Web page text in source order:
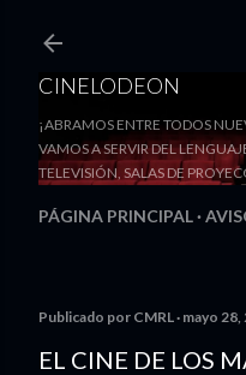
CINELODEON
¡ABRAMOS ENTRE TODOS
VAMOS A SERVIR DEL
TELEVISIÓN, SALAS DE
PÁGINA PRINCIPAL
Publicado por CMRL mayo 28,
EL CINE DE LOS